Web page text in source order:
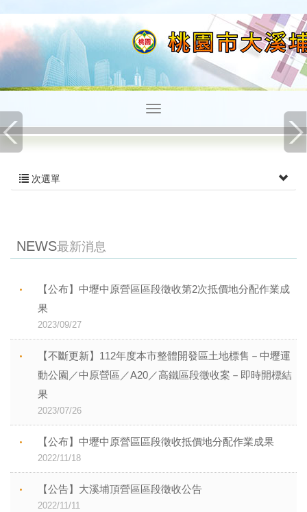
次選單
NEWS最新消息
【公布】中壢中原營區區段徵收第2次抵價地分配作業成
果
2023/09/27
【不斷更新】112年度本市整體開發區土地標售－中壢運
動公園／中原營區／A20／高鐵區段徵收案－即時開標結
果
2023/07/26
【公布】中壢中原營區區段徵收抵價地分配作業成果
2022/11/18
【公告】大溪埔頂營區區段徵收公告
2022/11/11